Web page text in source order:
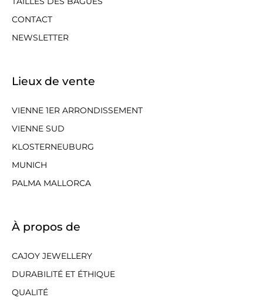
CONTACT
NEWSLETTER
Lieux de vente
VIENNE 1ER ARRONDISSEMENT
VIENNE SUD
KLOSTERNEUBURG
MUNICH
PALMA MALLORCA
À propos de
CAJOY JEWELLERY
DURABILITÉ ET ÉTHIQUE
QUALITÉ